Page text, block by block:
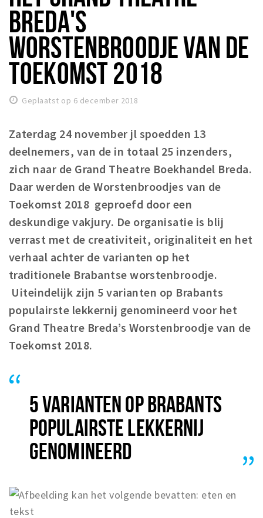
Winkelgebieden
Parkeren
Bezienswaardigheden
Musea, theaters & podia
Uitjes & activiteiten
Natuurgebieden
Baroniepoorten
Privacy
Inloggen
BREDA'S
WORSTENBROODJE VAN DE
TOEKOMST 2018
Geplaatst op 6 december 2018
Zaterdag 24 november jl spoedden 13
deelnemers, van de in totaal 25 inzenders,
zich naar de Grand Theatre Boekhandel Breda.
Daar werden de Worstenbroodjes van de
Toekomst 2018 geproefd door een
deskundige vakjury. De organisatie is blij
verrast met de creativiteit, originaliteit en het
verhaal achter de varianten op het
traditionele Brabantse worstenbroodje.
Uiteindelijk zijn 5 varianten op Brabants
populairste lekkernij genomineerd voor het
Grand Theatre Breda’s Worstenbroodje van de
Toekomst 2018.
5 VARIANTEN OP BRABANTS
POPULAIRSTE LEKKERNIJ
GENOMINEERD